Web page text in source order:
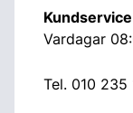
Kundservice
Vardagar
Tel. 010 235